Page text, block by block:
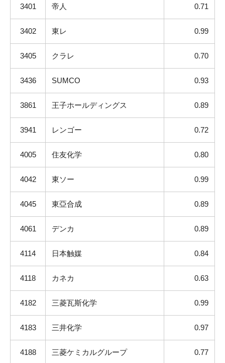
3401 帝人 0.71
3402 東レ 0.99
3405 クラレ 0.70
3436 SUMCO 0.93
3861 王子ホールディングス 0.89
3941 レンゴー 0.72
4005 住友化学 0.80
4042 東ソー 0.99
4045 東亞合成 0.89
4061 デンカ 0.89
4114 日本触媒 0.84
4118 カネカ 0.63
4182 三菱瓦斯化学 0.99
4183 三井化学 0.97
4188 三菱ケミカルグループ 0.77